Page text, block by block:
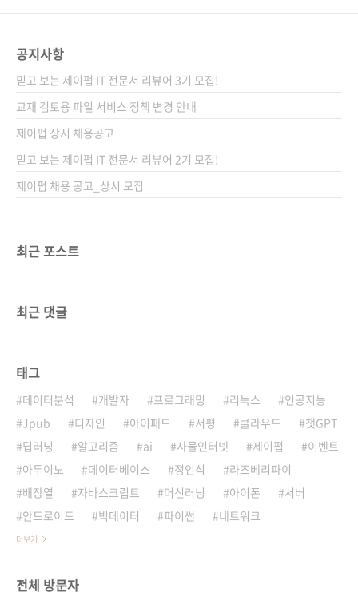
시기에 적당합니다. 책은..
도 나왔었죠? 파이썬을 이용하고자 하는 분이라
면 그 책을, 자바스크립트를 이용하시겠다면 저
희 책을 이용해주시면 좋을 것 같습니다. 옮긴이
머리말에도 밝히고 있듯이, 이 책은 이동규 역자
님이 일본 여행 중 ..
공지사항
믿고 보는 제이펍 IT 전문서 리뷰어 3기 모집!
교재 검토용 파일 서비스 정책 변경 안내
제이펍 상시 채용공고
믿고 보는 제이펍 IT 전문서 리뷰어 2기 모집!
제이펍 채용 공고_상시 모집
최근 포스트
최근 댓글
태그
데이터분석 개발자 프로그래밍 리눅스
인공지능
Jpub
디자인 아이패드 서평 클라우드
챗GPT
딥러닝
알고리즘 ai 사물인터넷 제이펍
이벤트
아두이노
데이터베이스 정인식
라즈베리파이
배장열
자바스크립트 머신러닝 아이폰
서버
안드로이드
빅데이터 파이썬 네트워크
더보기
전체 방문자